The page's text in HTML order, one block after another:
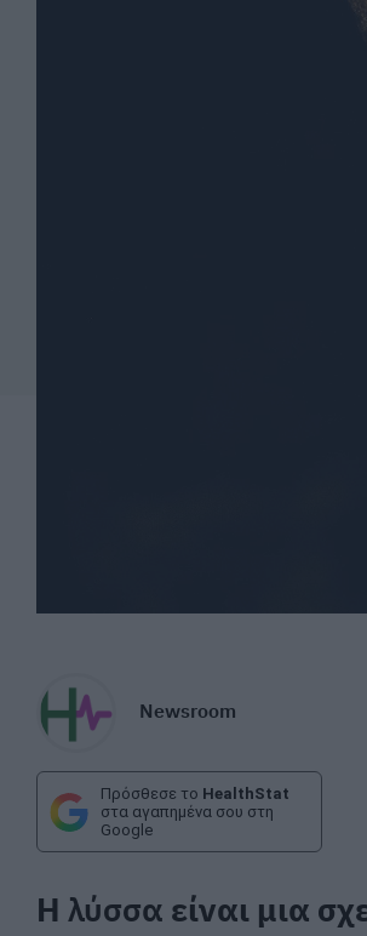
Newsroom
Πρόσθεσε το HealthStat
στα αγαπημένα σου στη
Google
Η λύσσα είναι μια